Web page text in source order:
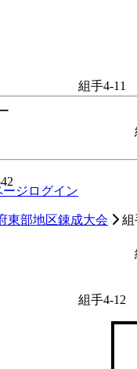
ジログイン
東部地区錬成大会 組
組手4-11
組手4-12